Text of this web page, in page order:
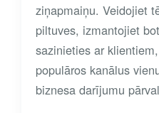
ziņapmaiņu. Veidojiet
piltuves, izmantojiet
sazinieties ar
populāros kanālus
biznesa darījumu